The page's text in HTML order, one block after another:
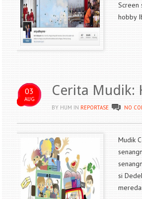
Screen
hobby
03
AUG
Cerita Mudik:
BY HUM IN REPORTASE NO
Mudik
si